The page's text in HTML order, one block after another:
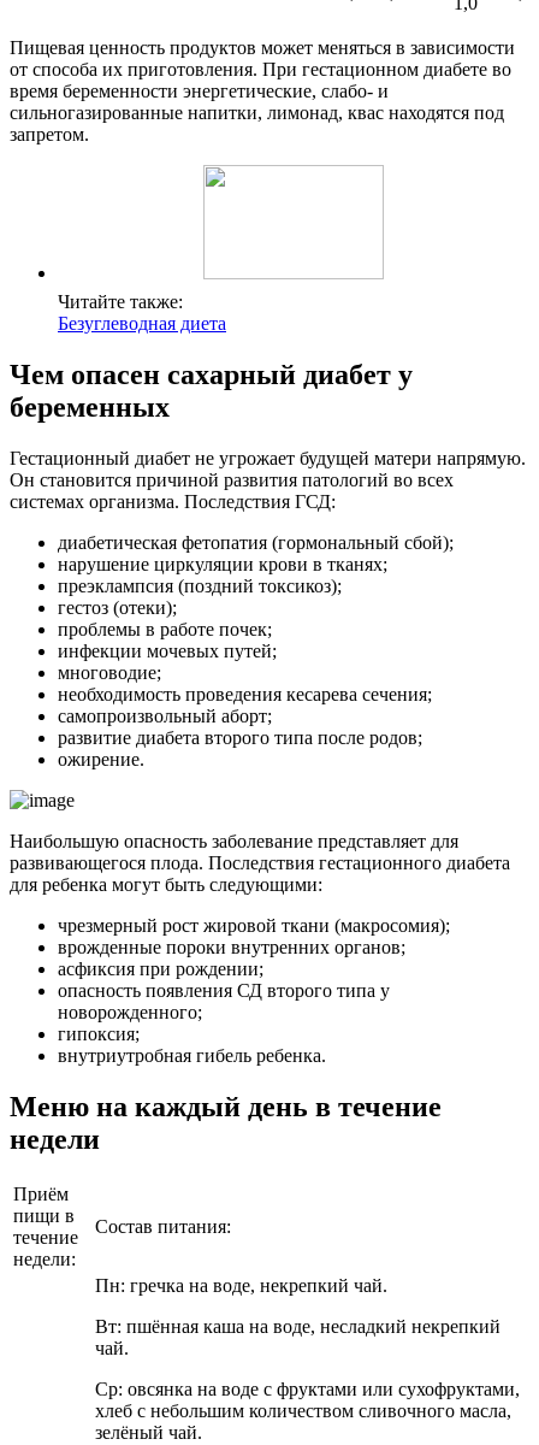
Пищевая ценность продуктов может меняться в зависимости
от способа их приготовления. При гестационном диабете во
время беременности энергетические, слабо- и
сильногазированные напитки, лимонад, квас находятся под
запретом.
Читайте также:
Безуглеводная диета
Чем опасен сахарный диабет у
беременных
Гестационный диабет не угрожает будущей матери напрямую.
Он становится причиной развития патологий во всех
системах организма. Последствия ГСД:
диабетическая фетопатия (гормональный сбой);
нарушение циркуляции крови в тканях;
преэклампсия (поздний токсикоз);
гестоз (отеки);
проблемы в работе почек;
инфекции мочевых путей;
многоводие;
необходимость проведения кесарева сечения;
самопроизвольный аборт;
развитие диабета второго типа после родов;
ожирение.
Наибольшую опасность заболевание представляет для
развивающегося плода. Последствия гестационного диабета
для ребенка могут быть следующими:
чрезмерный рост жировой ткани (макросомия);
врожденные пороки внутренних органов;
асфиксия при рождении;
опасность появления СД второго типа у
новорожденного;
гипоксия;
внутриутробная гибель ребенка.
Меню на каждый день в течение
недели
Приём
пищи в
течение
недели:
Состав питания:
Пн: гречка на воде, некрепкий чай.
Вт: пшённая каша на воде, несладкий некрепкий
чай.
Ср: овсянка на воде с фруктами или сухофруктами,
хлеб с небольшим количеством сливочного масла,
зелёный чай.